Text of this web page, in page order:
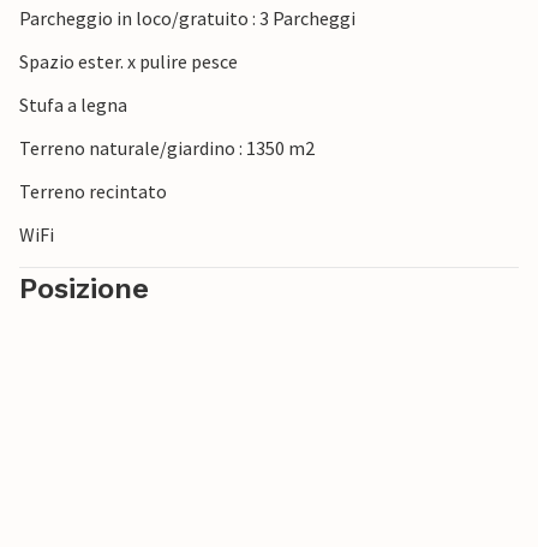
Parcheggio in loco/gratuito : 3 Parcheggi
Spazio ester. x pulire pesce
Stufa a legna
Terreno naturale/giardino : 1350 m2
Terreno recintato
WiFi
Posizione